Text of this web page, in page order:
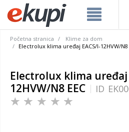
Početna stranica
Klime za dom
Electrolux klima uređaj EACS/I-12HVW/N8
Electrolux klima uređaj
12HVW/N8 EEC
ID